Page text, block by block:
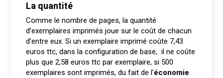
La quantité
Comme le nombre de pages, la quantité
d’exemplaires imprimés joue sur le coût de chacun
d’entre eux. Si un exemplaire imprimé coûte 7,43
euros ttc, dans la configuration de base, il ne coûte
plus que 2,58 euros ttc par exemplaire, si 500
exemplaires sont imprimés, du fait de l’économie